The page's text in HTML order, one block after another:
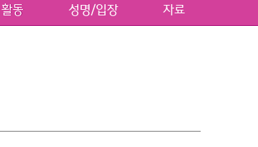
활동 성명/입장 자료